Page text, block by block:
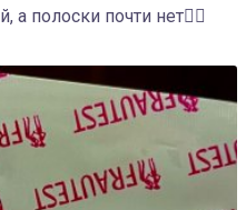
полоски почти нет🤷‍♀️